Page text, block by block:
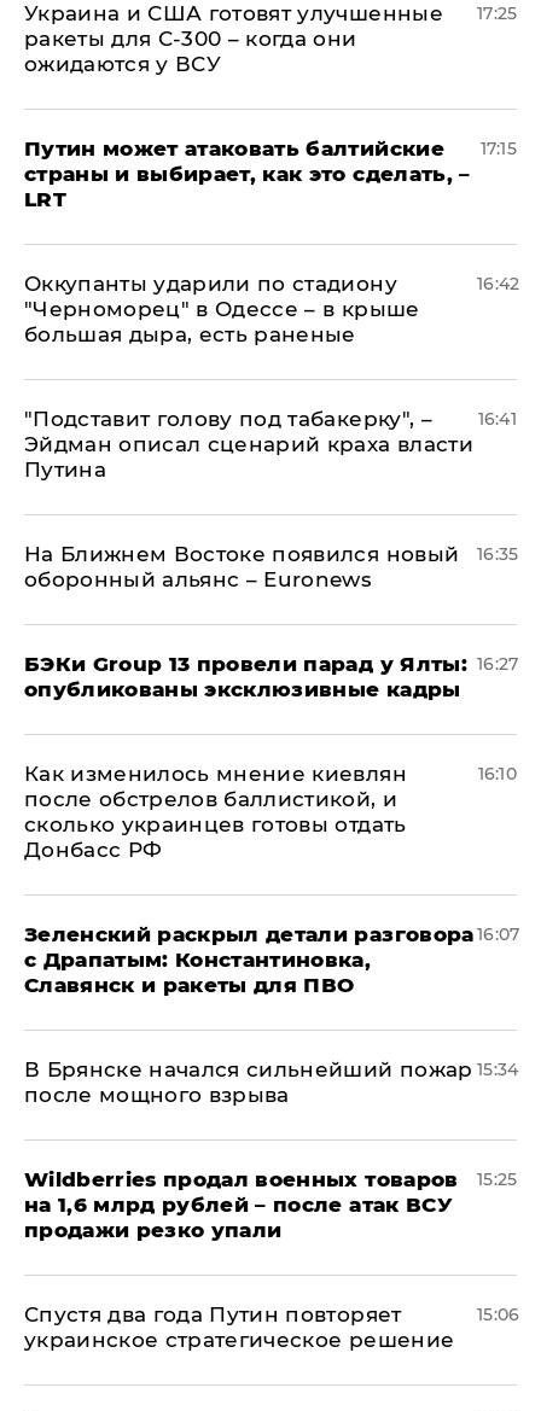
Украина и США готовят улучшенные
ракеты для С-300 – когда они
ожидаются у ВСУ
17:25
Путин может атаковать балтийские
страны и выбирает, как это сделать, –
LRT
17:15
Оккупанты ударили по стадиону
"Черноморец" в Одессе – в крыше
большая дыра, есть раненые
16:42
​"Подставит голову под табакерку", –
Эйдман описал сценарий краха власти
Путина
16:41
На Ближнем Востоке появился новый
оборонный альянс – Euronews
16:35
​БЭКи Group 13 провели парад у Ялты:
опубликованы эксклюзивные кадры
16:27
Как изменилось мнение киевлян
после обстрелов баллистикой, и
сколько украинцев готовы отдать
Донбасс РФ
16:10
​Зеленский раскрыл детали разговора
с Драпатым: Константиновка,
Славянск и ракеты для ПВО
16:07
В Брянске начался сильнейший пожар
после мощного взрыва
15:34
​Wildberries продал военных товаров
на 1,6 млрд рублей – после атак ВСУ
продажи резко упали
15:25
Спустя два года Путин повторяет
украинское стратегическое решение
15:06